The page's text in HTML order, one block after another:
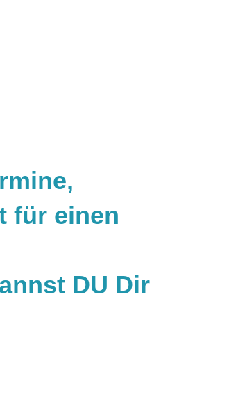
für einen
DU Dir